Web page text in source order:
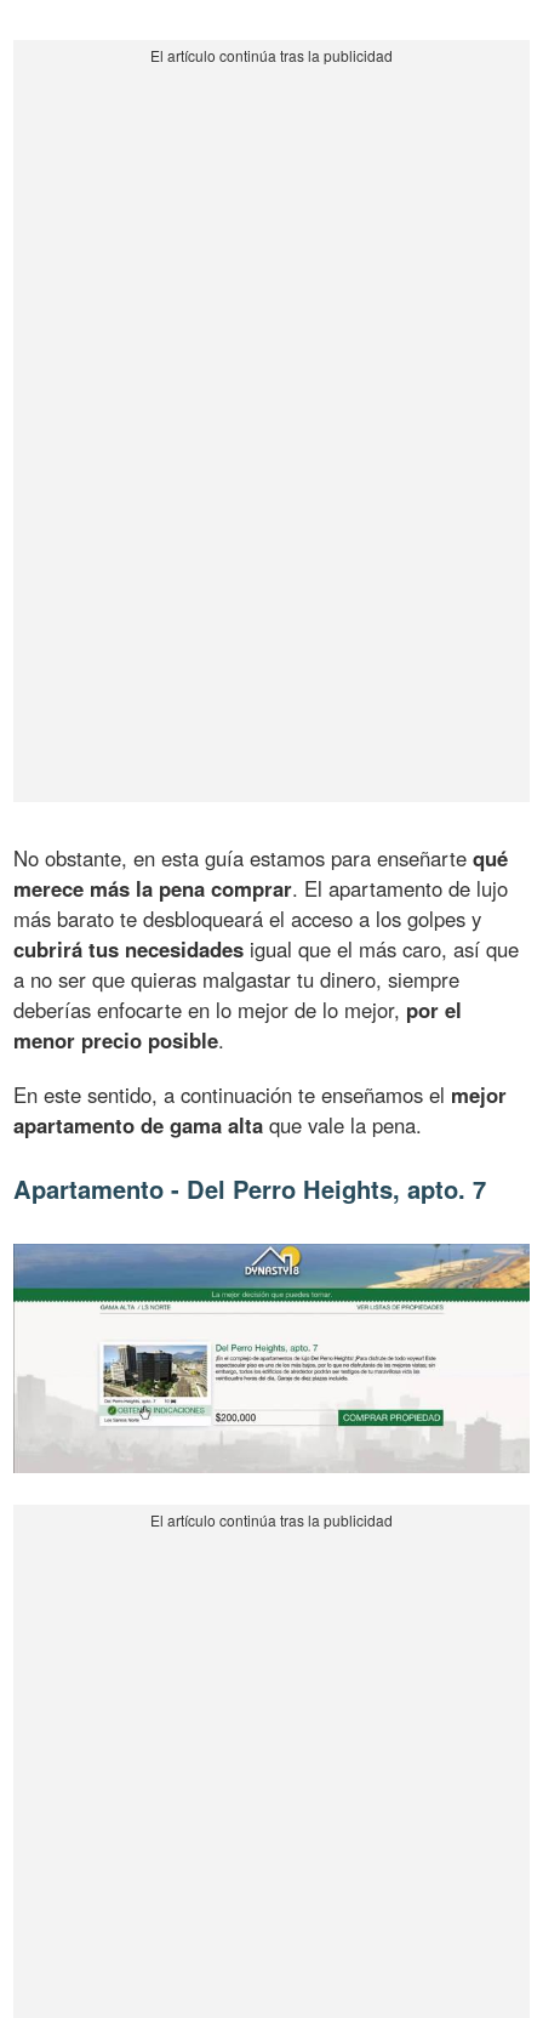
No obstante, en esta guía estamos para enseñartequé
merece más la pena comprar. El apartamento de lujo
más barato te desbloqueará el acceso a los golpes y
cubrirá tus necesidades igual que el más caro, así que
a no ser que quieras malgastar tu dinero, siempre
deberías enfocarte en lo mejor de lo mejor, por el
menor precio posible.
En este sentido, a continuación te enseñamos el mejor
apartamento de gama alta que vale la pena.
Apartamento - Del Perro Heights, apto. 7